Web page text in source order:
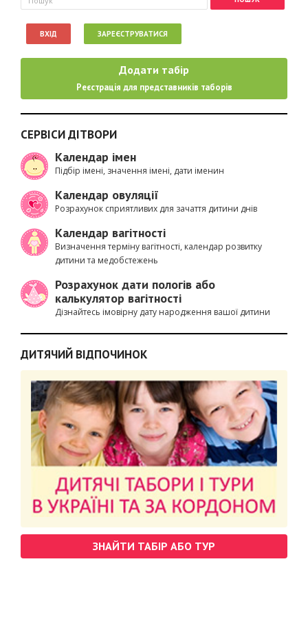
ВХІД ЗАРЕЄСТРУВАТИСЯ
Додати табір
Реєстрація для представників таборів
СЕРВІСИ ДІТВОРИ
Календар імен
Підбір імені, значення імені, дати іменин
Календар овуляції
Розрахунок сприятливих для зачаття дитини днів
Календар вагітності
Визначення терміну вагітності, календар розвитку
дитини та медобстежень
Розрахунок дати пологів або
калькулятор вагітності
Дізнайтесь імовірну дату народження вашої дитини
ДИТЯЧИЙ ВІДПОЧИНОК
ЗНАЙТИ ТАБІР АБО ТУР